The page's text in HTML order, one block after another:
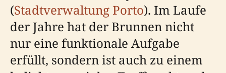
(Stadtverwaltung Porto). Im Laufe
der Jahre hat der Brunnen nicht
nur eine funktionale Aufgabe
erfüllt, sondern ist auch zu einem